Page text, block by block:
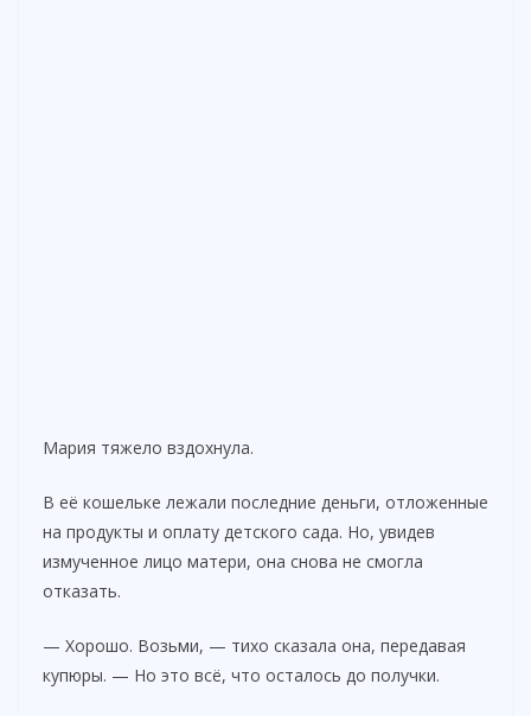
Мария тяжело вздохнула.
В её кошельке лежали последние деньги, отложенные
на продукты и оплату детского сада. Но, увидев
измученное лицо матери, она снова не смогла
отказать.
— Хорошо. Возьми, — тихо сказала она, передавая
купюры. — Но это всё, что осталось до получки.